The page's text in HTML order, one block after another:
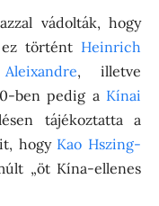
vádolták, hogy
ez történt Heinrich
, illetve
ben pedig a Kínai
tájékoztatta a
hogy Kao Hszing-
„öt Kína-ellenes